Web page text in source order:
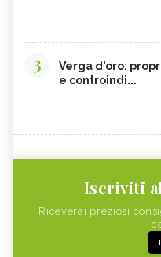
3
Verga d'oro:
e controindi...
Iscriviti
Riceverai preziosi